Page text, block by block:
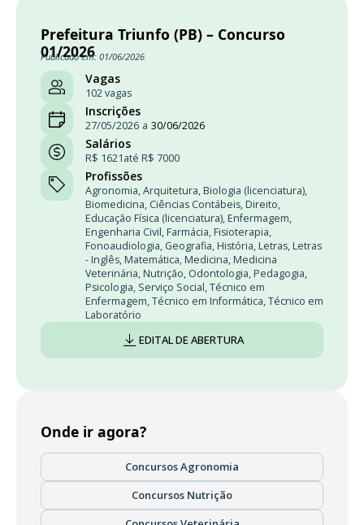
Prefeitura Triunfo (PB) – Concurso
01/2026
Publicado em: 01/06/2026
Vagas
102 vagas
Inscrições
27/05/2026 a 30/06/2026
Salários
R$ 1621até R$ 7000
Profissões
Agronomia,Arquitetura, Biologia (licenciatura),
Biomedicina, Ciências Contábeis, Direito,
Educação Física (licenciatura), Enfermagem,
Engenharia Civil, Farmácia, Fisioterapia,
Fonoaudiologia, Geografia, História, Letras, Letras
- Inglês, Matemática, Medicina, Medicina
Veterinária, Nutrição, Odontologia, Pedagogia,
Psicologia, Serviço Social,Técnico em
Enfermagem,Técnico em Informática,Técnico em
Laboratório
EDITAL DE ABERTURA
Onde ir agora?
Concursos Agronomia
Concursos Nutrição